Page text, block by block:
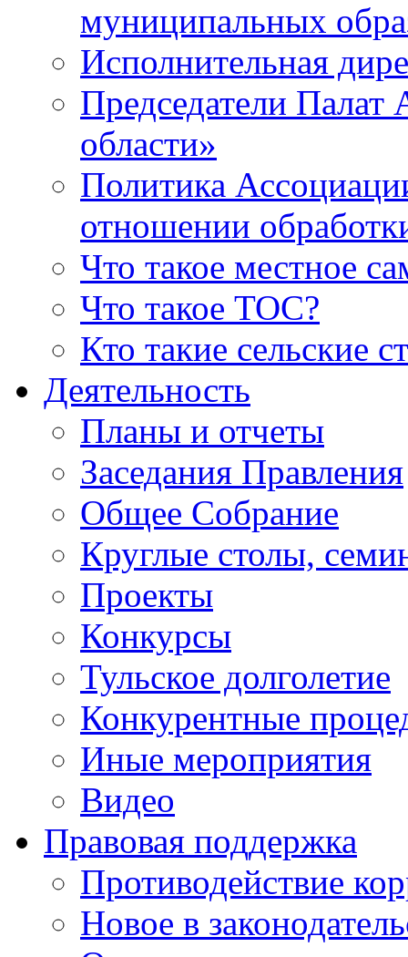
муниципальных
Исполнительная
Председатели
области»
Политика
отношении
Что такое местное
Что такое ТОС?
Кто такие сельские
Деятельность
Планы и отчеты
Заседания Правления
Общее Собрание
Круглые столы,
Проекты
Конкурсы
Тульское долголетие
Конкурентные
Иные мероприятия
Видео
Правовая поддержка
Противодействие
Новое в